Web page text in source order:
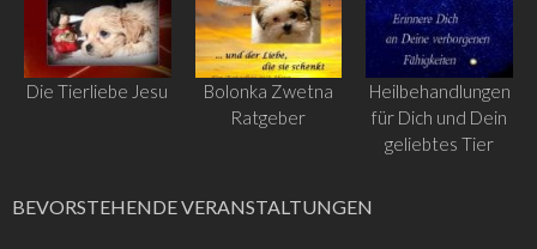
Die Tierliebe Jesu
Bolonka Zwetna
Ratgeber
Heilbehandlungen
für Dich und Dein
geliebtes Tier
BEVORSTEHENDE VERANSTALTUNGEN